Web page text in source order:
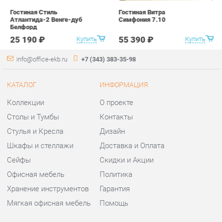
КАТАЛОГ
Коллекции
Столы и Тумбы
Стулья и Кресла
Шкафы и стеллажи
Сейфы
Мягкая офисная мебель
ИНФОРМАЦИЯ
Контакты
Дизайн
Доставка и Оплата
Скидки и Акции
ГОРОДА
Весь мир
Екатеринбург
КОНТАКТЫ
Шоурум и склад самовывоза
Адрес: г.Екатеринбург,
Уральских рабочих, 54
Телефон: +7 (343) 383-35-98